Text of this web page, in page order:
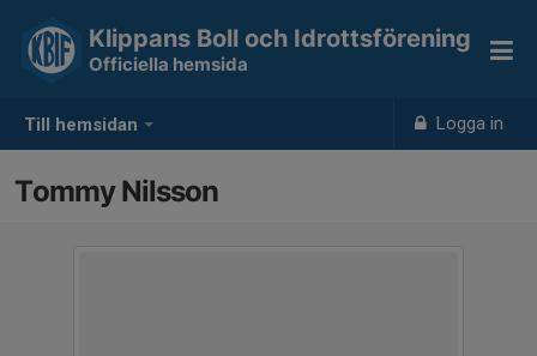
Till hemsidan Logga in
Klippans Boll och Idrottsförening
Officiella hemsida
Tommy Nilsson